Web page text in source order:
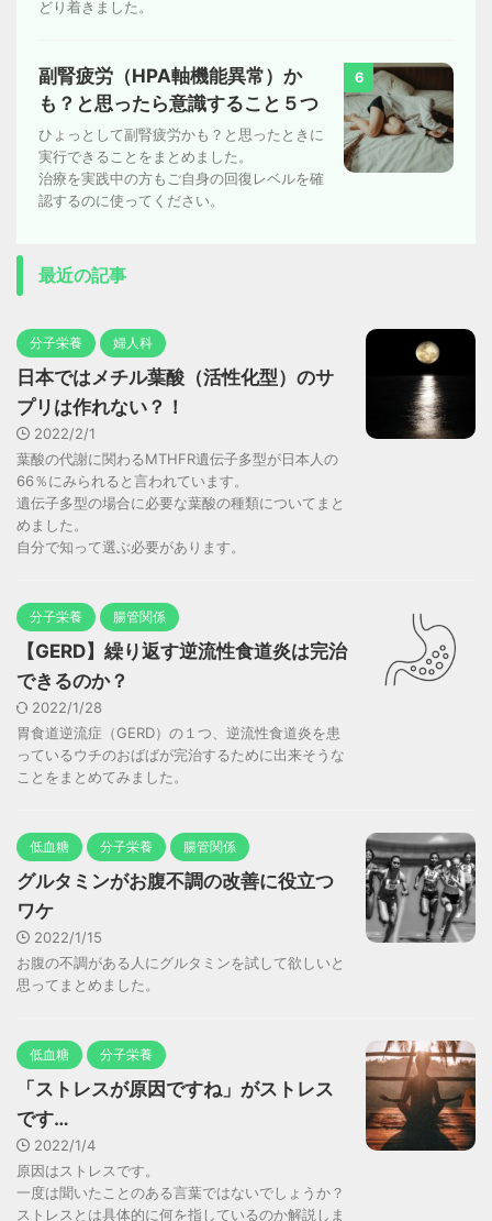
どり着きました。
6
副腎疲労（HPA軸機能異常）か
も？と思ったら意識すること５つ
ひょっとして副腎疲労かも？と思ったときに
実行できることをまとめました。
治療を実践中の方もご自身の回復レベルを確
認するのに使ってください。
最近の記事
分子栄養 婦人科
日本ではメチル葉酸（活性化型）のサ
プリは作れない？！
2022/2/1
葉酸の代謝に関わるMTHFR遺伝子多型が日本人の
66％にみられると言われています。
遺伝子多型の場合に必要な葉酸の種類についてまと
めました。
自分で知って選ぶ必要があります。
分子栄養 腸管関係
【GERD】繰り返す逆流性食道炎は完治
できるのか？
2022/1/28
胃食道逆流症（GERD）の１つ、逆流性食道炎を患
っているウチのおばばが完治するために出来そうな
ことをまとめてみました。
低血糖 分子栄養 腸管関係
グルタミンがお腹不調の改善に役立つ
ワケ
2022/1/15
お腹の不調がある人にグルタミンを試して欲しいと
思ってまとめました。
低血糖 分子栄養
「ストレスが原因ですね」がストレス
です…
2022/1/4
原因はストレスです。
一度は聞いたことのある言葉ではないでしょうか？
ストレスとは具体的に何を指しているのか解説しま